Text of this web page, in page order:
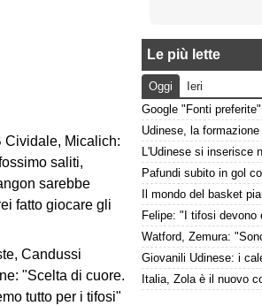
Cividale, Micalich:
saliti,
sarebbe
fatto giocare gli
Candussi
"Scelta di cuore.
tutto per i tifosi"
Le più lette
Oggi
Ieri